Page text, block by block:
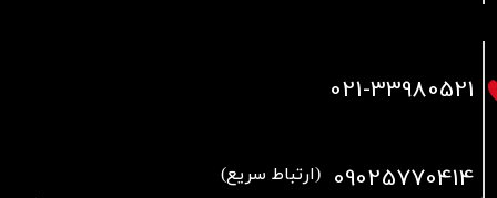
021-33980521
09025770414 (ارتباط سریع)